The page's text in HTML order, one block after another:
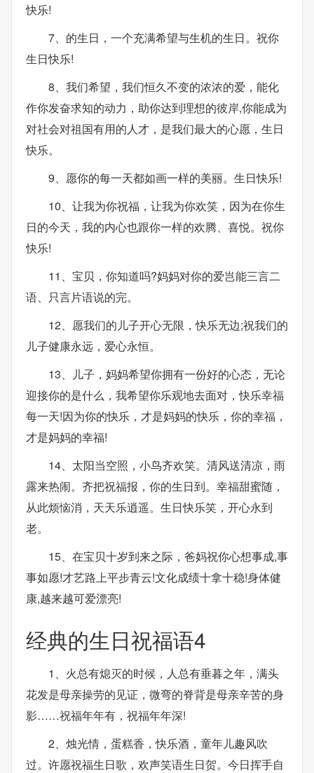
快乐!
7、的生日，一个充满希望与生机的生日。祝你
生日快乐!
8、我们希望，我们恒久不变的浓浓的爱，能化
作你发奋求知的动力，助你达到理想的彼岸,你能成为
对社会对祖国有用的人才，是我们最大的心愿，生日
快乐。
9、愿你的每一天都如画一样的美丽。生日快乐!
10、让我为你祝福，让我为你欢笑，因为在你生
日的今天，我的内心也跟你一样的欢腾、喜悦。祝你
快乐!
11、宝贝，你知道吗?妈妈对你的爱岂能三言二
语、只言片语说的完。
12、愿我们的儿子开心无限，快乐无边;祝我们的
儿子健康永远，爱心永恒。
13、儿子，妈妈希望你拥有一份好的心态，无论
迎接你的是什么，我希望你乐观地去面对，快乐幸福
每一天!因为你的快乐，才是妈妈的快乐，你的幸福，
才是妈妈的幸福!
14、太阳当空照，小鸟齐欢笑。清风送清凉，雨
露来热闹。齐把祝福报，你的生日到。幸福甜蜜随，
从此烦恼消，天天乐逍遥。生日快乐笑，开心永到
老。
15、在宝贝十岁到来之际，爸妈祝你心想事成,事
事如愿!才艺路上平步青云!文化成绩十拿十稳!身体健
康,越来越可爱漂亮!
经典的生日祝福语4
1、火总有熄灭的时候，人总有垂暮之年，满头
花发是母亲操劳的见证，微弯的脊背是母亲辛苦的身
影……祝福年年有，祝福年年深!
2、烛光情，蛋糕香，快乐酒，童年儿趣风吹
过。许愿祝福生日歌，欢声笑语生日贺。今日挥手自